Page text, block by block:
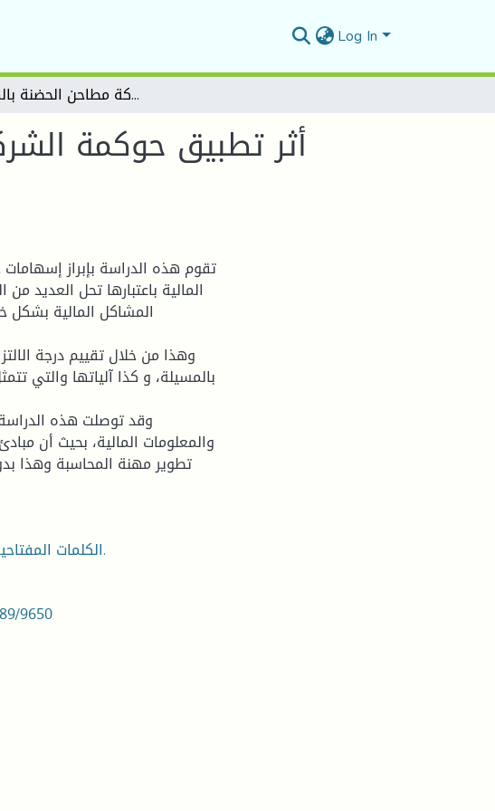
Log In
أثر تطبيق حوكمة الشركات على جودة المعلومات المالية - دراسة حالة شركة مطاحن الحضنة بالمسيلة -
أثر تطبيق حوكمة
تقوم هذه الدراسة بإبراز
المالية باعتبارها تحل العديد
المشاكل المالية
وهذا من خلال تقييم درجة
بالمسيلة، و كذا آلياتها والتي
وقد توصلت هذه
والمعلومات المالية، بحيث أن
تطوير مهنة المحاسبة وهذا
الكلمات المفتاحية : حوكمة الشركات، جودة المعلومات المالية.
9650